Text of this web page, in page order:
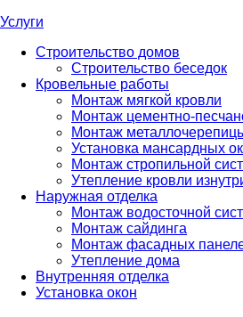
Услуги
Строительство домов
Строительство беседок
Кровельные работы
Монтаж мягкой кровли
Монтаж цементно-
Монтаж
Установка мансардных
Монтаж стропильной
Утепление кровли
Наружная отделка
Монтаж водосточной
Монтаж сайдинга
Монтаж фасадных
Утепление дома
Внутренняя отделка
Установка окон